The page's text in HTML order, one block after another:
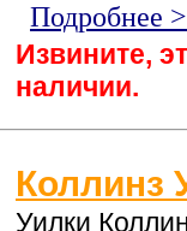
Подробнее
Извините,
наличии.
Коллинз
Уилки